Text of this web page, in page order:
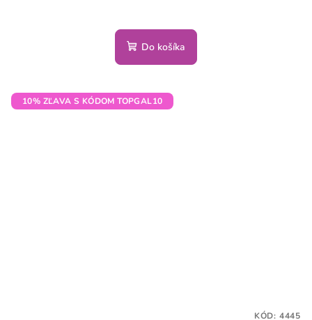
Do košíka
10% ZĽAVA S KÓDOM TOPGAL10
KÓD: 4445